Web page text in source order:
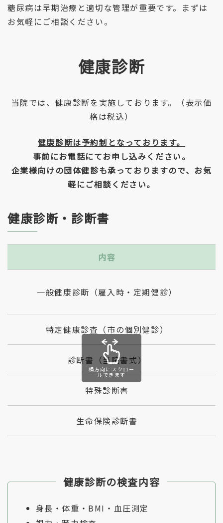
糖尿病は早期治療と適切な管理が重要です。まずは
お気軽にご相談ください。
健康診断
当院では、健康診断を実施しております。（表示価
格は税込）
健康診断は予約制となっております。
事前にお電話にてお申し込みください。
企業様向けの団体健診も承っておりますので、お気
軽にご相談ください。
健康診断・診断書
内容
一般健康診断（雇入時・定期健診）
特定健康診査（市の個別健診）
診断書（当院書式）
特殊診断書
生命保険診断書
横方向にスクロー
ルできます
健康診断の検査内容
身長・体重・BMI・血圧測定